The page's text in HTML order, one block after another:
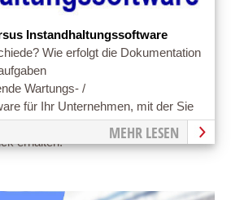
Instandhaltungssoftware
Wie erfolgt die Dokumentation
Wartungs- /
für Ihr Unternehmen, mit der Sie
beschleunigen und einen
erhalten.
MEHR LESEN